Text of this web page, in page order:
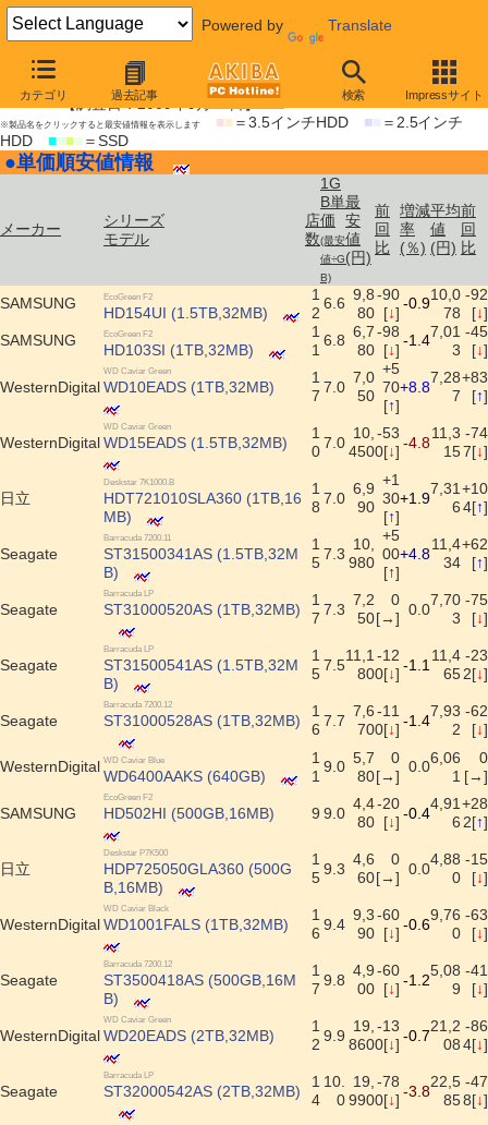
Powered by Translate
カテゴリ 過去記事 検索 Impressサイト
HDD/SSD最安値情報・単価順（全リスト）
【調査日：2009年9月10日】
※製品名をクリックすると最安値情報を表示します ■■＝3.5インチHDD ■
＝2.5インチ
HDD ■■■■ ＝SSD
●単価順安値情報
メーカー
シリーズ
モデル
店
数
1G
B単
価
(最安
値÷G
B)
最
安
値
(円)
前
回
比
増減
率
(％)
平均
値
(円)
前
回
比
SAMSUNG EcoGreen F2
HD154UI (1.5TB,32MB)
1
2
6.6 9,8
80
-90
[↓]
-0.910,0
78
-92
[↓]
SAMSUNG
EcoGreen F2
HD103SI (1TB,32MB)
1
1
6.8 6,7
80
-98
[↓]
-1.47,01
3
-45
[↓]
WesternDigital
WD Caviar Green
WD10EADS (1TB,32MB)
1
7 7.0
7,0
50
+5
70
[↑]
+8.8
7,28
7
+83
[↑]
WesternDigital
WD Caviar Green
WD15EADS (1.5TB,32MB)
1
07.0
10,
450
-53
0[↓] -4.8
11,3
15
-74
7[↓]
日立
Deskstar 7K1000.B
HDT721010SLA360 (1TB,16
MB)
1
8 7.0
6,9
90
+1
30
[↑]
+1.9
7,31
6
+10
4[↑]
Seagate
Barracuda 7200.11
ST31500341AS (1.5TB,32M
B)
1
57.3
10,
980
+5
00
[↑]
+4.8
11,4
34
+62
[↑]
Seagate
Barracuda LP
ST31000520AS (1TB,32MB)
1
7 7.3
7,2
50
0
[→] 0.0
7,70
3
-75
[↓]
Seagate
Barracuda LP
ST31500541AS (1.5TB,32M
B)
1
57.5
11,1
80
-12
0[↓] -1.1
11,4
65
-23
2[↓]
Seagate
Barracuda 7200.12
ST31000528AS (1TB,32MB)
1
6 7.7
7,6
70
-11
0[↓] -1.4
7,93
2
-62
[↓]
WesternDigital WD Caviar Blue
WD6400AAKS (640GB)
1
1
9.0 5,7
80
0
[→]
0.06,06
1
0
[→]
SAMSUNG
EcoGreen F2
HD502HI (500GB,16MB) 9 9.0
4,4
80
-20
[↓] -0.4
4,91
6
+28
2[↑]
日立
Deskstar P7K500
HDP725050GLA360 (500G
B,16MB)
1
59.3
4,6
60
0
[→] 0.0
4,88
0
-15
[↓]
WesternDigital
WD Caviar Black
WD1001FALS (1TB,32MB)
1
6 9.4
9,3
90
-60
[↓] -0.6
9,76
0
-63
[↓]
Seagate
Barracuda 7200.12
ST3500418AS (500GB,16M
B)
1
7 9.8
4,9
00
-60
[↓] -1.2
5,08
9
-41
[↓]
WesternDigital
WD Caviar Green
WD20EADS (2TB,32MB)
1
2 9.9
19,
860
-13
0[↓] -0.7
21,2
08
-86
4[↓]
Seagate
Barracuda LP
ST32000542AS (2TB,32MB)
1
4
10.
0
19,
990
-78
0[↓] -3.8
22,5
85
-47
8[↓]